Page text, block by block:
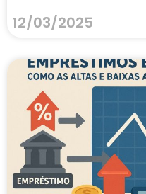
12/03/2025